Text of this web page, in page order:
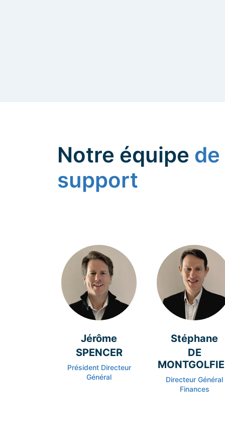
Notre équipe
support
Jérôme
SPENCER
Président Directeur
Général
Stéphane
DE
Directeur Général
Finances